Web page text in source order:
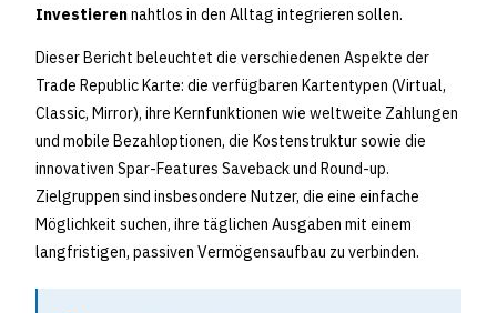
Investierennahtlos in den Alltag integrieren sollen.
Dieser Bericht beleuchtet die verschiedenen Aspekte der
Trade Republic Karte: die verfügbaren Kartentypen (Virtual,
Classic, Mirror), ihre Kernfunktionen wie weltweite Zahlungen
und mobile Bezahloptionen, die Kostenstruktur sowie die
innovativen Spar-Features Saveback und Round-up.
Zielgruppen sind insbesondere Nutzer, die eine einfache
Möglichkeit suchen, ihre täglichen Ausgaben mit einem
langfristigen, passiven Vermögensaufbau zu verbinden.